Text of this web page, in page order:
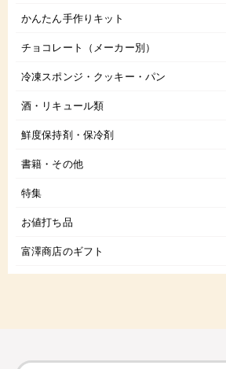
かんたん手作りキット
チョコレート（メーカー別）
冷凍スポンジ・クッキー・パン
酒・リキュール類
鮮度保持剤・保冷剤
書籍・その他
特集
お値打ち品
富澤商店のギフト